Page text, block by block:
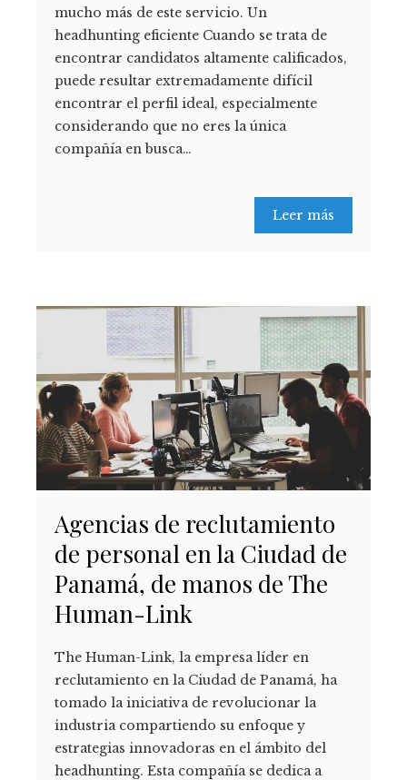
mucho más de este servicio. Un
headhunting eficiente Cuando se trata de
encontrar candidatos altamente calificados,
puede resultar extremadamente difícil
encontrar el perfil ideal, especialmente
considerando que no eres la única
compañía en busca…
Leer más
Agencias de reclutamiento
de personal en la Ciudad de
Panamá, de manos de The
Human-Link
The Human-Link, la empresa líder en
reclutamiento en la Ciudad de Panamá, ha
tomado la iniciativa de revolucionar la
industria compartiendo su enfoque y
estrategias innovadoras en el ámbito del
headhunting. Esta compañía se dedica a